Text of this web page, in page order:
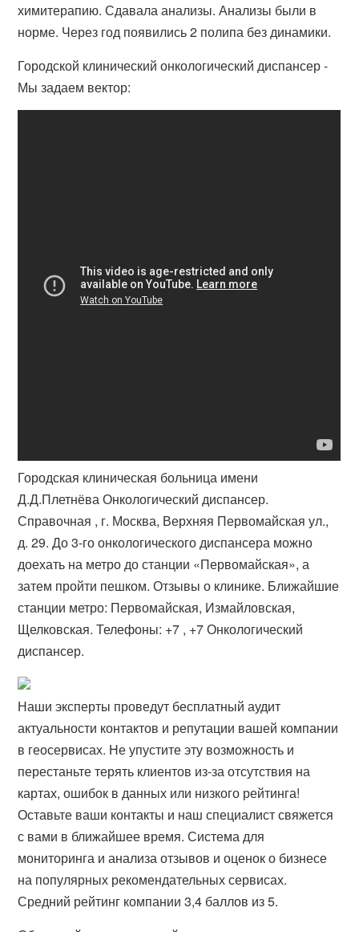
химитерапию. Сдавала анализы. Анализы были в
норме. Через год появились 2 полипа без динамики.
Городской клинический онкологический диспансер -
Мы задаем вектор:
Городская клиническая больница имени
Д.Д.Плетнёва Онкологический диспансер.
Справочная , г. Москва, Верхняя Первомайская ул.,
д. 29​. До 3-го онкологического диспансера можно
доехать на метро до станции «​Первомайская», а
затем пройти пешком. Отзывы о клинике. Ближайшие
станции метро: Первомайская, Измайловская,
Щелковская. Телефоны: +7 , +7 Онкологический
диспансер.
Наши эксперты проведут бесплатный аудит
актуальности контактов и репутации вашей компании
в геосервисах. Не упустите эту возможность и
перестаньте терять клиентов из-за отсутствия на
картах, ошибок в данных или низкого рейтинга!
Оставьте ваши контакты и наш специалист свяжется
с вами в ближайшее время. Система для
мониторинга и анализа отзывов и оценок о бизнесе
на популярных рекомендательных сервисах.
Средний рейтинг компании 3,4 баллов из 5.